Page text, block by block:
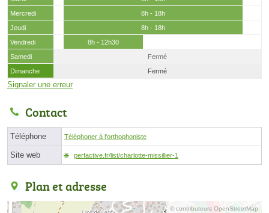
Mercredi
8h - 18h
Jeudi
8h - 18h
Vendredi
8h - 12h30
Samedi
Fermé
Dimanche
Fermé
Signaler une erreur
Contact
Téléphone Téléphoner à l'orthophoniste
Site web perfactive.fr/list/charlotte-missillier-1
Plan et adresse
© contributeurs OpenStreetMap